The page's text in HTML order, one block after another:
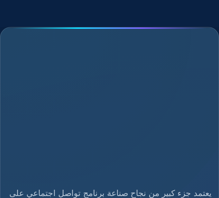
يعتمد جزء كبير من نجاح صناعة برنامج تواصل اجتماعي على